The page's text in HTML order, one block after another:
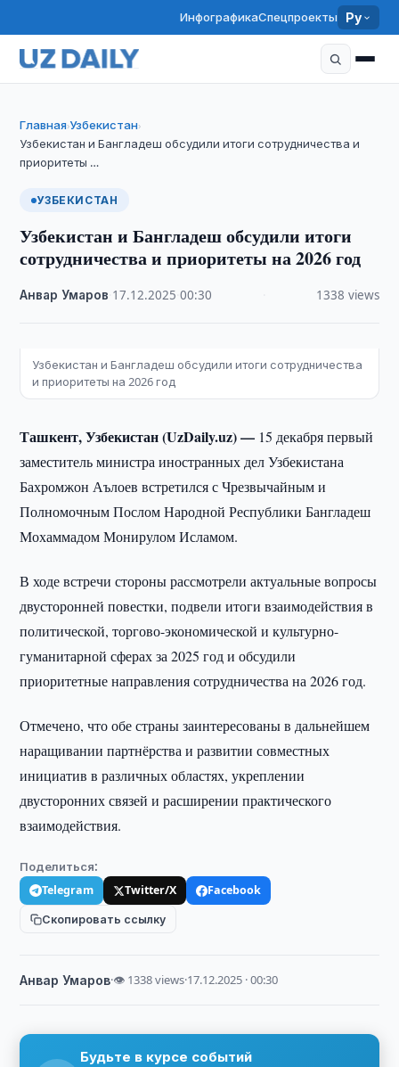
ИнфографикаСпецпроекты Ру
Главная›Узбекистан›
Узбекистан и Бангладеш обсудили итоги сотрудничества и
приоритеты …
УЗБЕКИСТАН
Узбекистан и Бангладеш обсудили итоги
сотрудничества и приоритеты на 2026 год
Анвар Умаров 17.12.2025 ·00:30 1338 views
Узбекистан и Бангладеш обсудили итоги сотрудничества
и приоритеты на 2026 год
Ташкент, Узбекистан (UzDaily.uz) — 15 декабря первый
заместитель министра иностранных дел Узбекистана
Бахромжон Аълоев встретился с Чрезвычайным и
Полномочным Послом Народной Республики Бангладеш
Мохаммадом Монирулом Исламом.
В ходе встречи стороны рассмотрели актуальные вопросы
двусторонней повестки, подвели итоги взаимодействия в
политической, торгово-экономической и культурно-
гуманитарной сферах за 2025 год и обсудили
приоритетные направления сотрудничества на 2026 год.
Отмечено, что обе страны заинтересованы в дальнейшем
наращивании партнёрства и развитии совместных
инициатив в различных областях, укреплении
двусторонних связей и расширении практического
взаимодействия.
Поделиться:
Telegram Twitter/X
Facebook
Скопировать ссылку
Анвар Умаров·👁 1338 views·17.12.2025 · 00:30
Будьте в курсе событий